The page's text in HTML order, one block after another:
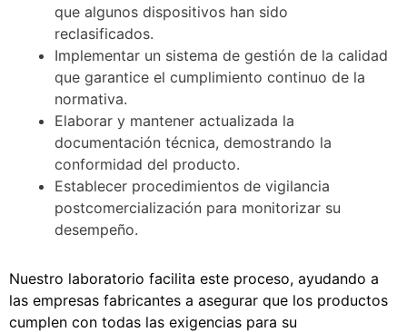
que algunos dispositivos han sido
reclasificados.
Implementar un sistema de gestión de la calidad
que garantice el cumplimiento continuo de la
normativa.
Elaborar y mantener actualizada la
documentación técnica, demostrando la
conformidad del producto.
Establecer procedimientos de vigilancia
postcomercialización para monitorizar su
desempeño.
Nuestro laboratorio facilita este proceso, ayudando a
las empresas fabricantes a asegurar que los productos
cumplen con todas las exigencias para su